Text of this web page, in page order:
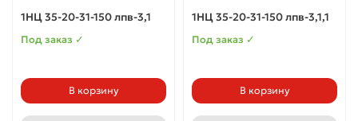
1НЦ 35-20-31-150 лпв-3,1
Под заказ ✓
В корзину
1НЦ 35-20-31-150 лпв-3,1,1
Под заказ ✓
В корзину